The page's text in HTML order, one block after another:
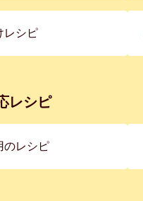
レシピ
レシピ
のレシピ